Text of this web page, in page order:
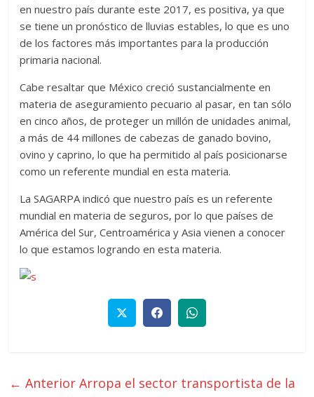
en nuestro país durante este 2017, es positiva, ya que
se tiene un pronóstico de lluvias estables, lo que es uno
de los factores más importantes para la producción
primaria nacional.
Cabe resaltar que México creció sustancialmente en
materia de aseguramiento pecuario al pasar, en tan sólo
en cinco años, de proteger un millón de unidades animal,
a más de 44 millones de cabezas de ganado bovino,
ovino y caprino, lo que ha permitido al país posicionarse
como un referente mundial en esta materia.
La SAGARPA indicó que nuestro país es un referente
mundial en materia de seguros, por lo que países de
América del Sur, Centroamérica y Asia vienen a conocer
lo que estamos logrando en esta materia.
← Anterior Arropa el sector transportista de la